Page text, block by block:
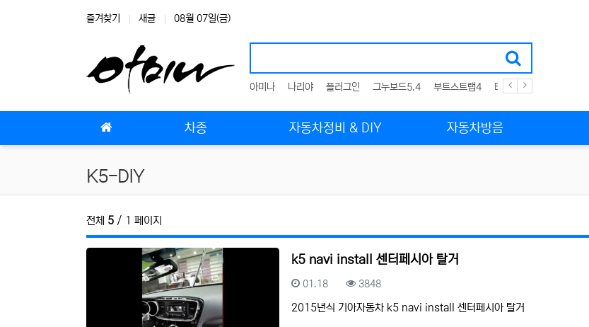
즐겨찾기 새글 08월 07일(금)
아미나 나리야 플러그인 그누보드5.4 부트스트랩4 테마 스킨
차종 자동차정비 & DIY 자동차방음
K5-DIY
전체 5 / 1 페이지
k5 navi install 센터페시아 탈거
등록일
01.18 조회
3848
2015년식 기아자동차 k5 navi install 센터페시아 탈거